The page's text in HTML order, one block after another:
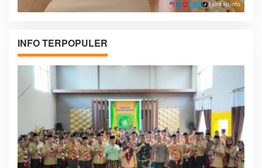
INFO TERPOPULER